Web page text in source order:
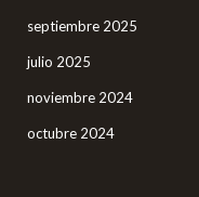
septiembre 2025
julio 2025
noviembre 2024
octubre 2024